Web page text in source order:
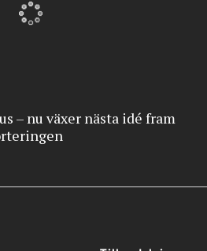
– nu växer nästa idé fram